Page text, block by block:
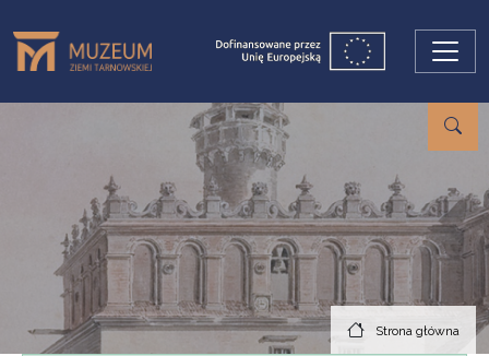
Strona główna